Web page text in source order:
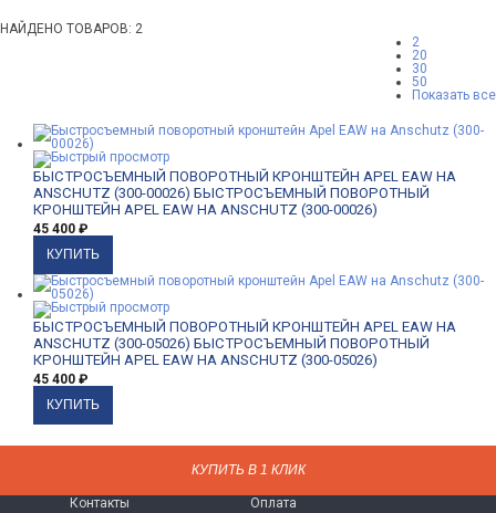
НАЙДЕНО ТОВАРОВ: 2
2
20
30
50
Показать все
КУПИТЬ В 1 КЛИК
БЫСТРОСЪЕМНЫЙ ПОВОРОТНЫЙ КРОНШТЕЙН APEL EAW НА
ANSCHUTZ (300-00026) БЫСТРОСЪЕМНЫЙ ПОВОРОТНЫЙ
КРОНШТЕЙН APEL EAW НА ANSCHUTZ (300-00026)
45 400 ₽
КУПИТЬ В 1 КЛИК
БЫСТРОСЪЕМНЫЙ ПОВОРОТНЫЙ КРОНШТЕЙН APEL EAW НА
ANSCHUTZ (300-05026) БЫСТРОСЪЕМНЫЙ ПОВОРОТНЫЙ
КРОНШТЕЙН APEL EAW НА ANSCHUTZ (300-05026)
45 400 ₽
O МАГАЗИНЕ
Контакты
ПРАВИЛА РАБОТЫ
Оплата